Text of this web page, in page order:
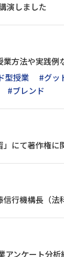
演しました
方法や実践
型授業 #グッ
#ブレンド
にて著作権に
行機構長（
アンケート分